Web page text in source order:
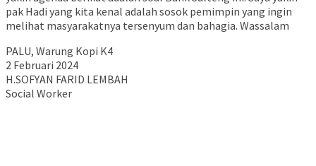
pak Hadi yang kita kenal adalah sosok pemimpin yang ingin
melihat masyarakatnya tersenyum dan bahagia. Wassalam
PALU, Warung Kopi K4
2 Februari 2024
H.SOFYAN FARID LEMBAH
Social Worker